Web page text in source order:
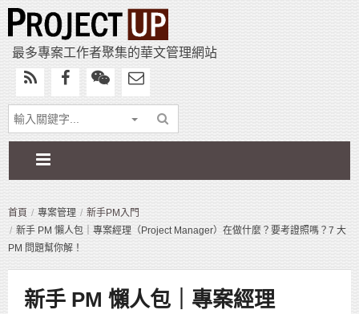
最多專案工作者聚集的華文管理網站
首頁 專案管理
新手PM入門
新手 PM 懶人包｜專案經理（Project Manager）在做什麼？要考證照嗎？7 大
PM 問題幫你解！
新手 PM 懶人包｜專案經理